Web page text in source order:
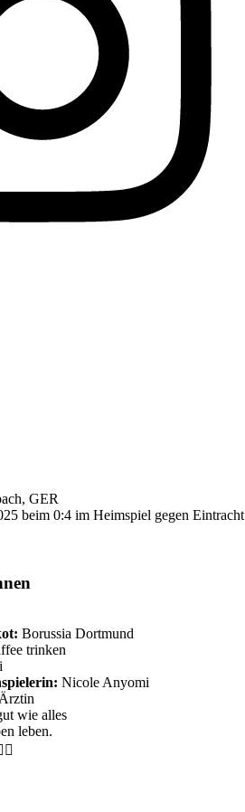
GER
beim 0:4 im Heimspiel gegen Eintracht
Borussia Dortmund
trinken
Nicole Anyomi
Ärztin
wie alles
leben.